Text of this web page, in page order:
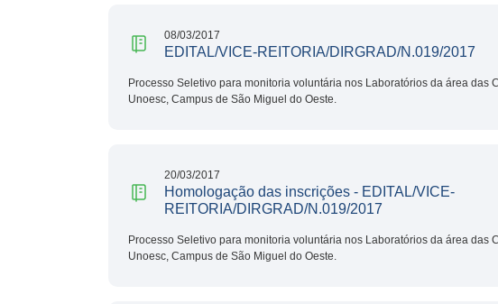
08/03/2017
EDITAL/VICE-REITORIA/DIRGRAD/N.019/2017
Processo Seletivo para monitoria voluntária nos Laboratórios da área das
Unoesc, Campus de São Miguel do Oeste.
20/03/2017
Homologação das inscrições - EDITAL/VICE-
REITORIA/DIRGRAD/N.019/2017
Processo Seletivo para monitoria voluntária nos Laboratórios da área das
Unoesc, Campus de São Miguel do Oeste.